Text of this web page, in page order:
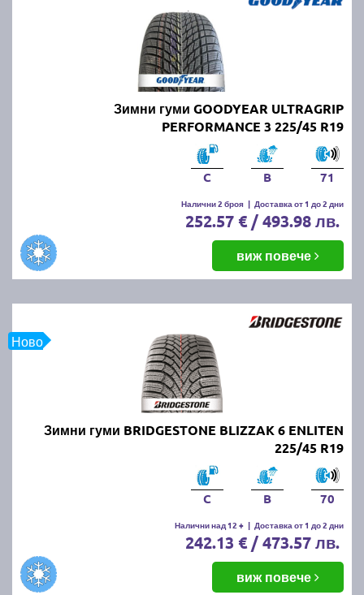
Зимни гуми GOODYEAR ULTRAGRIP
PERFORMANCE 3 225/45 R19
C B 71
Налични 2 броя | Доставка от 1 до 2 дни
252.57 € / 493.98 лв.
виж повече
Ново
Зимни гуми BRIDGESTONE BLIZZAK 6 ENLITEN
225/45 R19
C B 70
Налични над 12 + | Доставка от 1 до 2 дни
242.13 € / 473.57 лв.
виж повече